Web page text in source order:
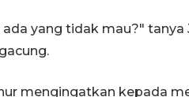
ada yang tidak mau?"
mengingatkan kepada